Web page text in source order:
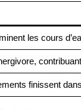
les cours
finissent